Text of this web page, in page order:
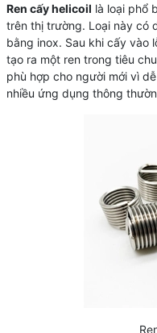
Ren cấy helicoil là loại phổ
trên thị trường. Loại này có
bằng inox. Sau khi cấy vào
tạo ra một ren trong tiêu
phù hợp cho người mới vì
nhiều ứng dụng thông